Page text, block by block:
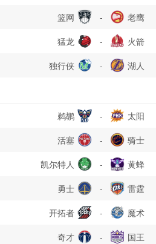
篮网 - 老鹰
猛龙 - 火箭
独行侠 - 湖人
鹈鹕 - 太阳
活塞 - 骑士
凯尔特人 - 黄蜂
勇士 - 雷霆
开拓者 - 魔术
奇才 - 国王